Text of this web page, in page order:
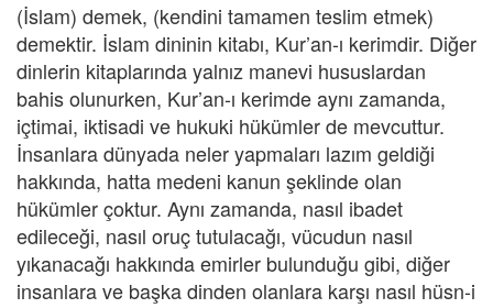
(İslam) demek, (kendini tamamen teslim etmek)
demektir. İslam dininin kitabı, Kur’an-ı kerimdir. Diğer
dinlerin kitaplarında yalnız manevi hususlardan
bahis olunurken, Kur’an-ı kerimde aynı zamanda,
içtimai, iktisadi ve hukuki hükümler de mevcuttur.
İnsanlara dünyada neler yapmaları lazım geldiği
hakkında, hatta medeni kanun şeklinde olan
hükümler çoktur. Aynı zamanda, nasıl ibadet
edileceği, nasıl oruç tutulacağı, vücudun nasıl
yıkanacağı hakkında emirler bulunduğu gibi, diğer
insanlara ve başka dinden olanlara karşı nasıl hüsn-i